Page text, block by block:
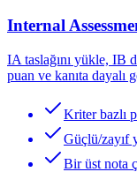
Internal
IA taslağını yükle, IB
puan ve kanıta dayalı
Kriter bazlı
Güçlü/zayıf
Bir üst nota